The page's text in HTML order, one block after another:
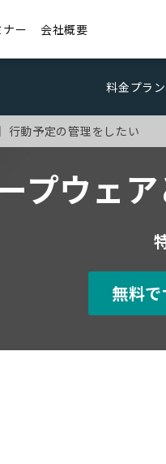
ー 会社概要
料金プラン
行動予定の管理をしたい
プウェ
無料